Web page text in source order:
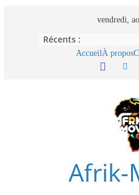
vendredi,
Récents :
AccueilÀ propos
Afrik-